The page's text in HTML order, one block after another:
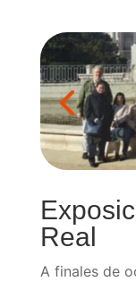
Real
A finales de